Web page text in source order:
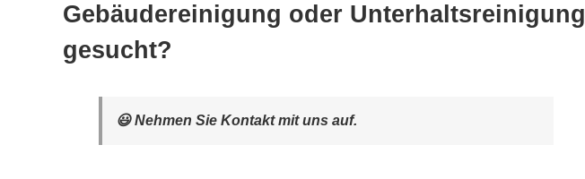
Gebäudereinigung oder Unterhaltsreinigung
gesucht?
😃 Nehmen Sie Kontakt mit uns auf.